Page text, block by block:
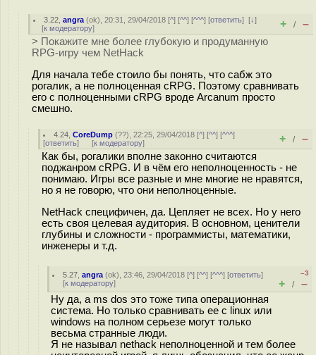
3.22 ,angra (ok), 20:31, 29/04/2018 [^] [^^] [^^^] [ответить][↓]
[к модератору] + / –
> Покажите мне более глубокую и продуманную
RPG-игру чем NetHack
Для начала тебе стоило бы понять, что сабж это
рогалик, а не полноценная cRPG. Поэтому сравнивать
его с полноценными cRPG вроде Arcanum просто
смешно.
4.24 ,CoreDump (??), 22:25, 29/04/2018 [^] [^^] [^^^]
[ответить] [к модератору] + / –
Как бы, рогалики вполне законно считаются
поджанром cRPG. И в чём его неполноценность - не
понимаю. Игры все разные и мне многие не нравятся,
но я не говорю, что они неполноценные.
NetHack специфичен, да. Цепляет не всех. Но у него
есть своя целевая аудитория. В основном, ценители
глубины и сложности - программисты, математики,
инженеры и т.д.
5.27 ,angra (ok), 23:46, 29/04/2018 [^] [^^] [^^^] [ответить]
[к модератору]
–3
+ / –
Ну да, а ms dos это тоже типа операционная
система. Но только сравнивать ее с linux или
windows на полном серьезе могут только
весьма странные люди.
Я не называл nethack неполноценной и тем более